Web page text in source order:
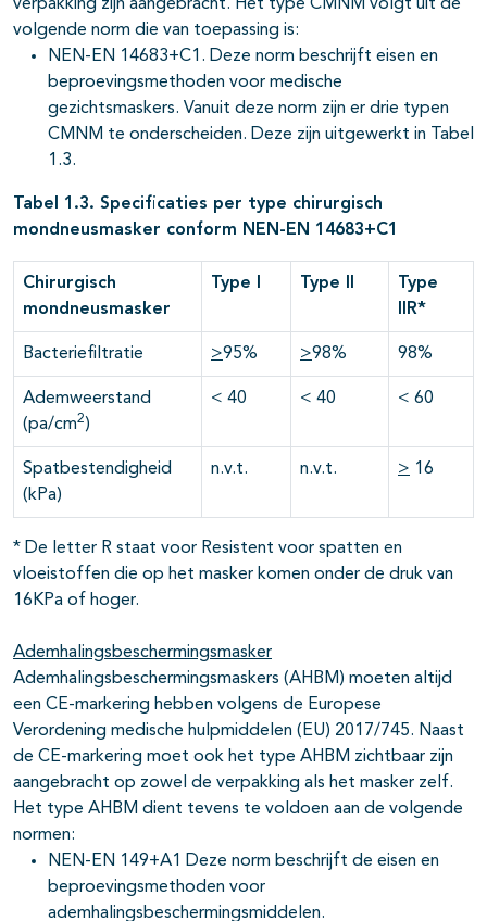
verpakking zijn aangebracht. Het type CMNM volgt uit de
volgende norm die van toepassing is:
NEN-EN 14683+C1. Deze norm beschrijft eisen en
beproevingsmethoden voor medische
gezichtsmaskers. Vanuit deze norm zijn er drie typen
CMNM te onderscheiden. Deze zijn uitgewerkt in Tabel
1.3.
Tabel 1.3. Specificaties per type chirurgisch
mondneusmasker conform NEN-EN 14683+C1
Chirurgisch
mondneusmasker
Type I Type II
Type
IIR*
Bacteriefiltratie >95% >98% 98%
Ademweerstand
(pa/cm2)
< 40 < 40 < 60
Spatbestendigheid
(kPa)
n.v.t. n.v.t. > 16
* De letter R staat voor Resistent voor spatten en
vloeistoffen die op het masker komen onder de druk van
16KPa of hoger.
Ademhalingsbeschermingsmasker
Ademhalingsbeschermingsmaskers (AHBM) moeten altijd
een CE-markering hebben volgens de Europese
Verordening medische hulpmiddelen (EU) 2017/745. Naast
de CE-markering moet ook het type AHBM zichtbaar zijn
aangebracht op zowel de verpakking als het masker zelf.
Het type AHBM dient tevens te voldoen aan de volgende
normen:
NEN-EN 149+A1 Deze norm beschrijft de eisen en
beproevingsmethoden voor
ademhalingsbeschermingsmiddelen.